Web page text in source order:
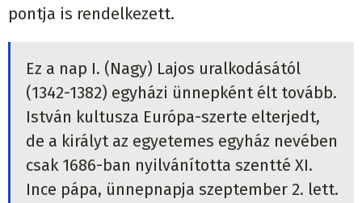
pontja is rendelkezett.
Ez a nap I. (Nagy) Lajos uralkodásától
(1342-1382) egyházi ünnepként élt tovább.
István kultusza Európa-szerte elterjedt,
de a királyt az egyetemes egyház nevében
csak 1686-ban nyilvánította szentté XI.
Ince pápa, ünnepnapja szeptember 2. lett.